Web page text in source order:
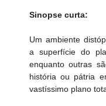
Sinopse curta:
Um ambiente
a superfície do
enquanto outras
história ou pátria
vastíssimo plano